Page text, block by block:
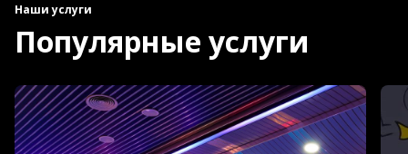
Наши услуги
Популярные услуги